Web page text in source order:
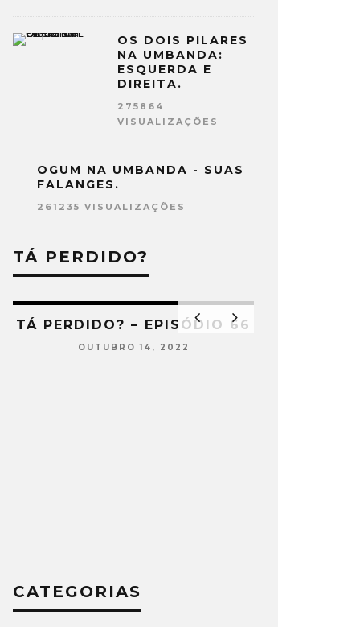
OS DOIS PILARES
NA UMBANDA:
ESQUERDA E
DIREITA.
275864
VISUALIZAÇÕES
OGUM NA UMBANDA - SUAS
FALANGES.
261235 VISUALIZAÇÕES
TÁ PERDIDO?
TÁ PERDIDO? – EPISÓDIO 66
OUTUBRO 14, 2022
CATEGORIAS